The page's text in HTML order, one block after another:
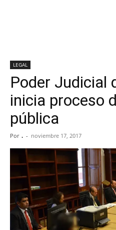
LEGAL
Poder Judicial
inicia proceso
pública
Por . - noviembre 17, 2017